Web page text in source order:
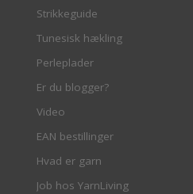
Strikkeguide
Tunesisk hækling
Perleplader
Er du blogger?
Video
EAN bestillinger
Hvad er garn
Job hos YarnLiving